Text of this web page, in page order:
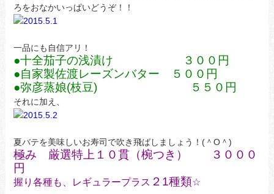
ろをおなかいっぱいどうぞ！！
一品にも自信アリ！
●十全茄子の浅漬け ３００円
●自家製佐渡レーズンバター ５００円
●弥彦蒸娘(枝豆) ５５０円
それに加え、
夏バテを美味しいお寿司で吹き飛ばしましょう！(＾O＾)
極み 厳選特上１０貫（椀つき） ３０００
円
握り各種も、レギュラープラス ２1種類☆